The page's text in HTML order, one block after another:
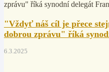
"Vždyť náš cíl je přece
dobrou zprávu" říká
6.3.2025